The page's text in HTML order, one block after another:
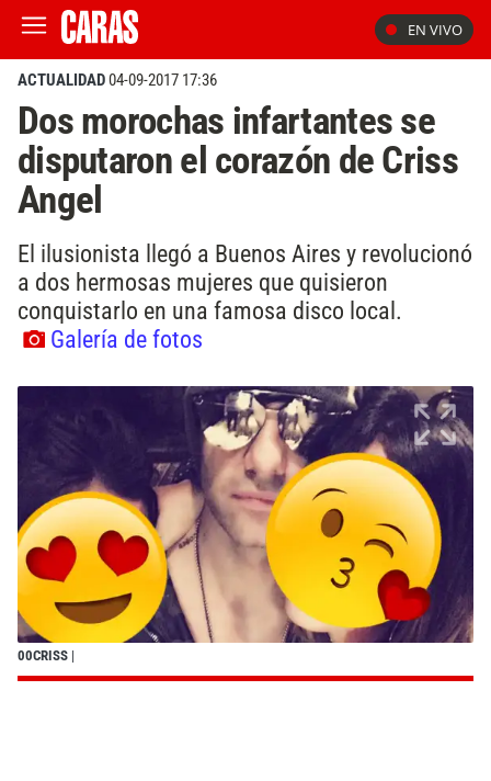
EN VIVO
ACTUALIDAD04-09-2017 17:36
Dos morochas infartantes se
disputaron el corazón de Criss
Angel
El ilusionista llegó a Buenos Aires y revolucionó
a dos hermosas mujeres que quisieron
conquistarlo en una famosa disco local.
Galería de fotos
00CRISS |